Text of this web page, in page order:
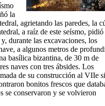
la
agrietando las paredes, la
a raíz de este seísmo,
durante las excavaciones, los
a algunos metros de
basílica bizantina, de 30 m de
naves con tres ábsides. Los
de su construcción al VIIe
bonitos frescos que
se conservaron y se volvieron